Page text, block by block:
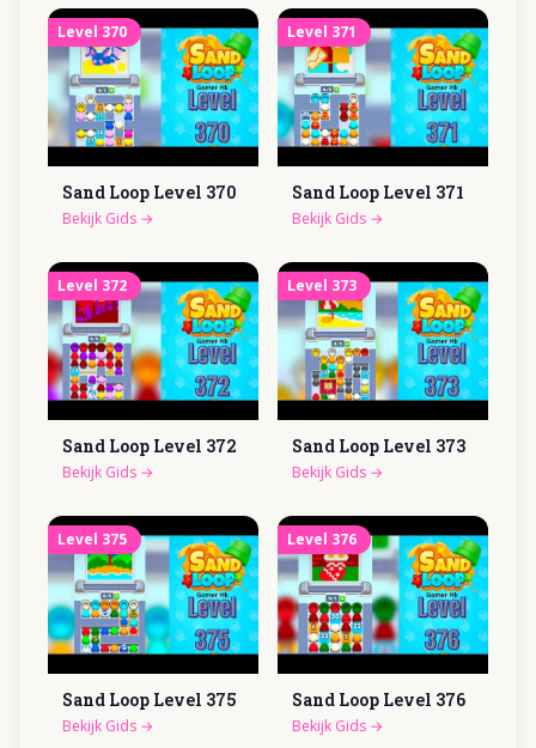
Level 370
Sand Loop Level 370
Bekijk Gids →
Level 371
Sand Loop Level 371
Bekijk Gids →
Level 372
Sand Loop Level 372
Bekijk Gids →
Level 373
Sand Loop Level 373
Bekijk Gids →
Level 375
Sand Loop Level 375
Bekijk Gids →
Level 376
Sand Loop Level 376
Bekijk Gids →